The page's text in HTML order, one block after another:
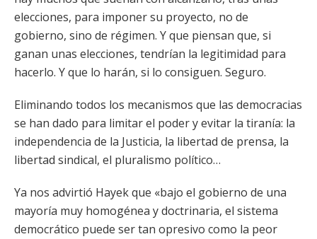
elecciones, para imponer su proyecto, no de
gobierno, sino de régimen. Y que piensan que, si
ganan unas elecciones, tendrían la legitimidad para
hacerlo. Y que lo harán, si lo consiguen. Seguro.
Eliminando todos los mecanismos que las democracias
se han dado para limitar el poder y evitar la tiranía: la
independencia de la Justicia, la libertad de prensa, la
libertad sindical, el pluralismo político…
Ya nos advirtió Hayek que «bajo el gobierno de una
mayoría muy homogénea y doctrinaria, el sistema
democrático puede ser tan opresivo como la peor